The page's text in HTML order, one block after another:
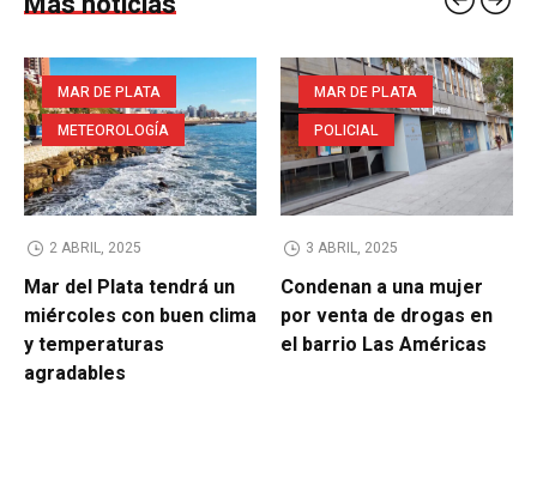
MAR DE PLATA
METEOROLOGÍA
2 ABRIL, 2025
Mar del Plata tendrá un
miércoles con buen clima
y temperaturas
agradables
MAR DE PLATA
POLICIAL
3 ABRIL, 2025
Condenan a una mujer
por venta de drogas en
el barrio Las Américas